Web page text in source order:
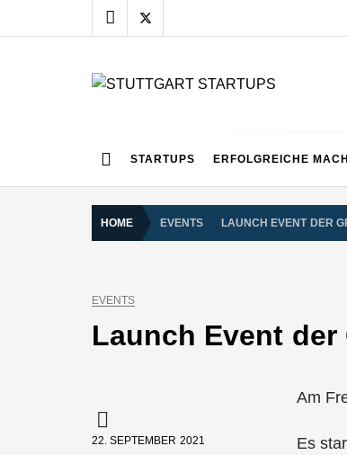
to
STARTUPS ERFOLGREICHE
HOME EVENTS LAUNCH EVENT DER
EVENTS
Launch Event
22. SEPTEMBER 2021
Am
Es